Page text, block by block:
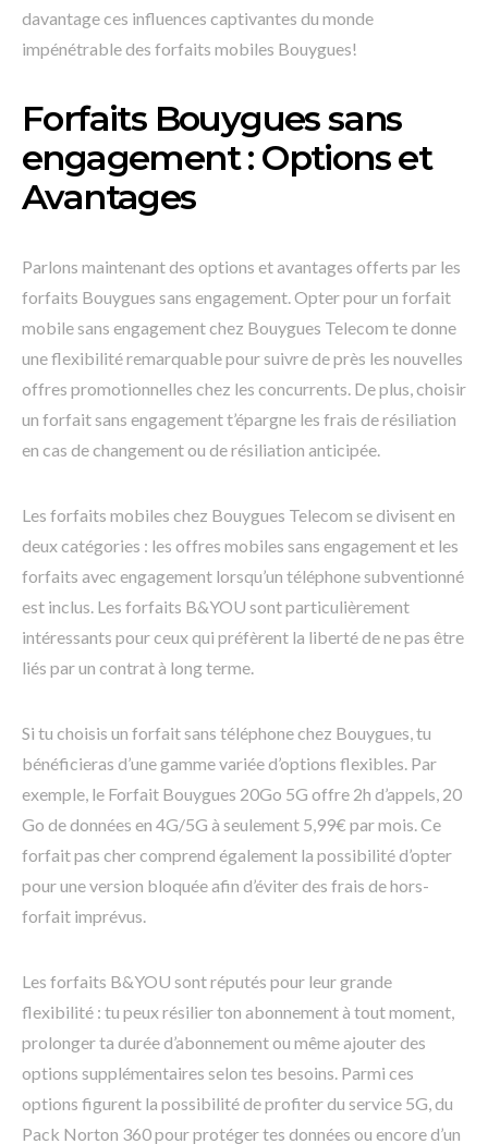
davantage ces influences captivantes du monde
impénétrable des forfaits mobiles Bouygues!
Forfaits Bouygues sans
engagement : Options et
Avantages
Parlons maintenant des options et avantages offerts par les
forfaits Bouygues sans engagement. Opter pour un forfait
mobile sans engagement chez Bouygues Telecom te donne
une flexibilité remarquable pour suivre de près les nouvelles
offres promotionnelles chez les concurrents. De plus, choisir
un forfait sans engagement t’épargne les frais de résiliation
en cas de changement ou de résiliation anticipée.
Les forfaits mobiles chez Bouygues Telecom se divisent en
deux catégories : les offres mobiles sans engagement et les
forfaits avec engagement lorsqu’un téléphone subventionné
est inclus. Les forfaits B&YOU sont particulièrement
intéressants pour ceux qui préfèrent la liberté de ne pas être
liés par un contrat à long terme.
Si tu choisis un forfait sans téléphone chez Bouygues, tu
bénéficieras d’une gamme variée d’options flexibles. Par
exemple, le Forfait Bouygues 20Go 5G offre 2h d’appels, 20
Go de données en 4G/5G à seulement 5,99€ par mois. Ce
forfait pas cher comprend également la possibilité d’opter
pour une version bloquée afin d’éviter des frais de hors-
forfait imprévus.
Les forfaits B&YOU sont réputés pour leur grande
flexibilité : tu peux résilier ton abonnement à tout moment,
prolonger ta durée d’abonnement ou même ajouter des
options supplémentaires selon tes besoins. Parmi ces
options figurent la possibilité de profiter du service 5G, du
Pack Norton 360 pour protéger tes données ou encore d’un